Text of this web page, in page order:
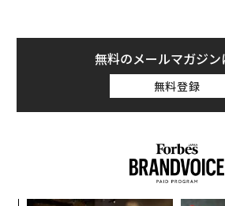
動だが、アップルは、国際貿易委員
定機能を備えたApple Watchに関す
に、先制措置をとった形だ。
無料のメールマガジン
無料登録